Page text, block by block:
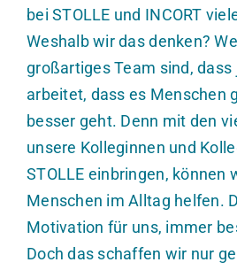
bei STOLLE und INCORT
Weshalb wir das denken?
großartiges Team sind, dass
arbeitet, dass es Menschen
besser geht. Denn mit den
unsere Kolleginnen und
STOLLE einbringen, können
Menschen im Alltag helfen.
Motivation für uns, immer
Doch das schaffen wir nur